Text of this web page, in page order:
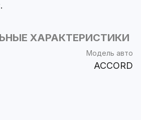
ХАРАКТЕРИСТИКИ
Модель авто
ACCORD